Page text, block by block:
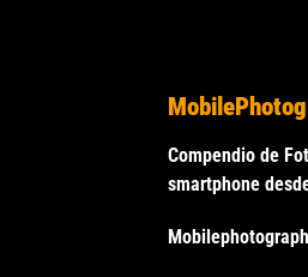
Compendio de
smartphone